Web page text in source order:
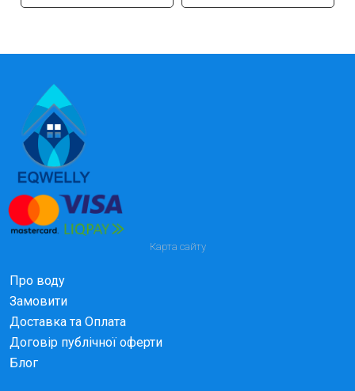
Карта сайту
Про воду
Замовити
Доставка та Оплата
Договір публічної оферти
Блог